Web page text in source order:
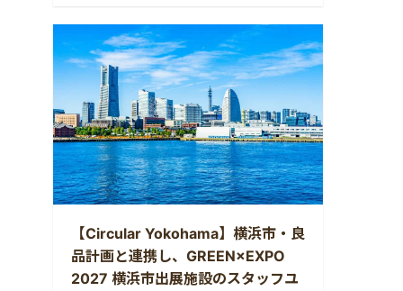
【Circular Yokohama】横浜市・良
品計画と連携し、GREEN×EXPO
2027 横浜市出展施設のスタッフユ